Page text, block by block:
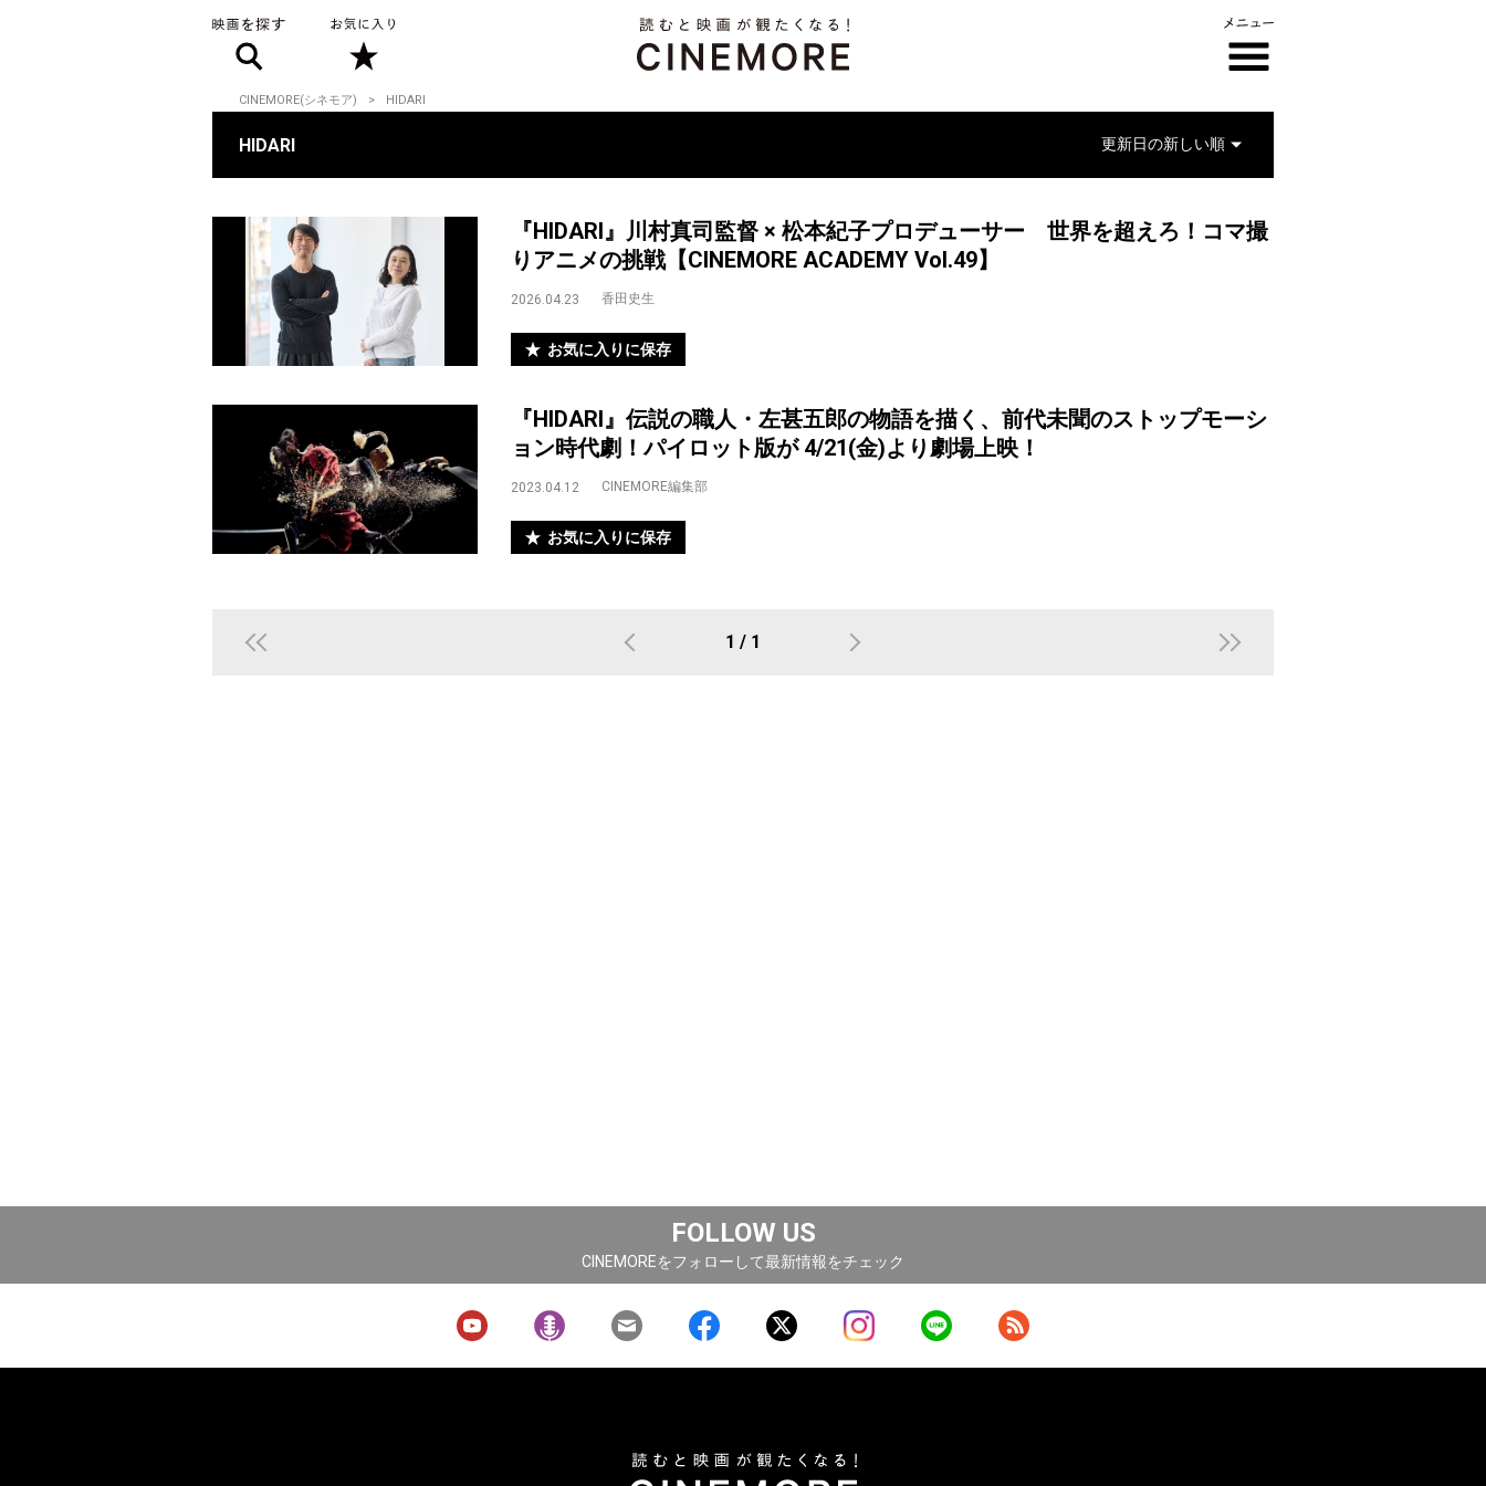
CINEMORE(シネモア) HIDARI
HIDARI
『HIDARI』川村真司監督 × 松本紀子プロデューサー 世界を超えろ！コマ撮
りアニメの挑戦【CINEMORE ACADEMY Vol.49】
2026.04.23 香田史生
お気に入りに保存
『HIDARI』伝説の職人・左甚五郎の物語を描く、前代未聞のストップモーシ
ョン時代劇！パイロット版が 4/21(金)より劇場上映！
2023.04.12 CINEMORE編集部
お気に入りに保存
1 / 1
FOLLOW US
CINEMOREをフォローして最新情報をチェック